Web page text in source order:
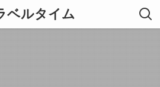
ベルタイム